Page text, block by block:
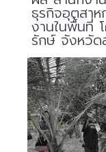
ธุรกิจอุตสาห
งานในพื้นที่
รักษ์ จังหวัด